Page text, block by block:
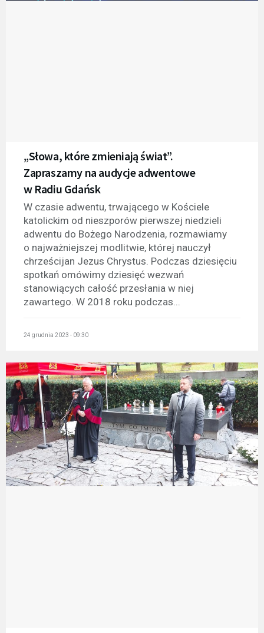
„Słowa, które zmieniają świat”.
Zapraszamy na audycje adwentowe
w Radiu Gdańsk
W czasie adwentu, trwającego w Kościele
katolickim od nieszporów pierwszej niedzieli
adwentu do Bożego Narodzenia, rozmawiamy
o najważniejszej modlitwie, której nauczył
chrześcijan Jezus Chrystus. Podczas dziesięciu
spotkań omówimy dziesięć wezwań
stanowiących całość przesłania w niej
zawartego. W 2018 roku podczas...
24 grudnia 2023 - 09:30